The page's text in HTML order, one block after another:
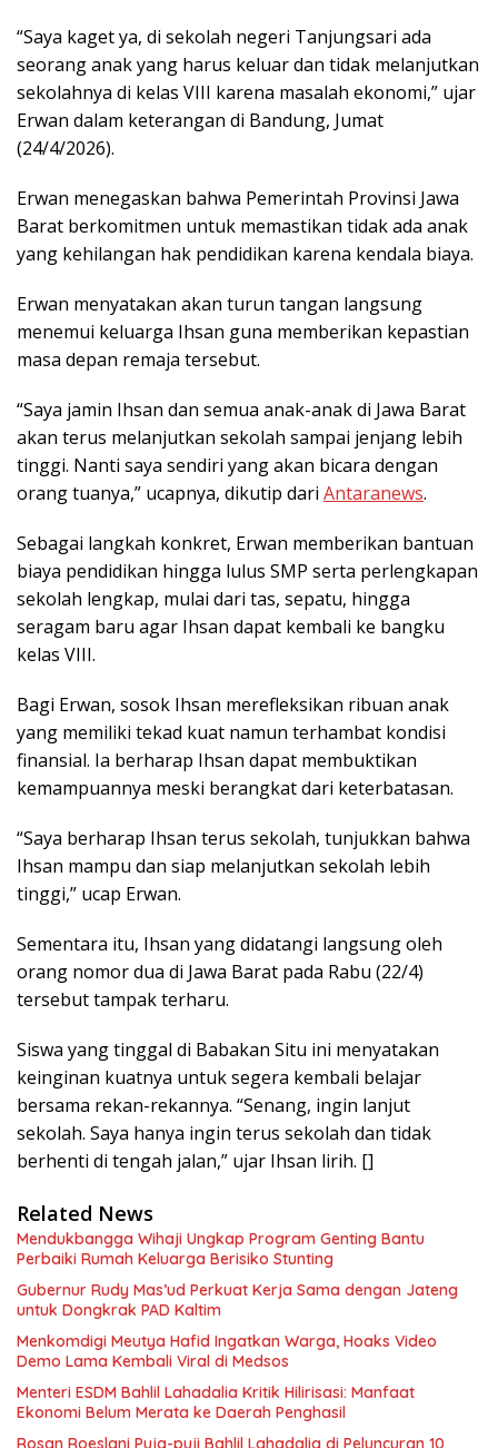
“Saya kaget ya, di sekolah negeri Tanjungsari ada
seorang anak yang harus keluar dan tidak melanjutkan
sekolahnya di kelas VIII karena masalah ekonomi,” ujar
Erwan dalam keterangan di Bandung, Jumat
(24/4/2026).
Erwan menegaskan bahwa Pemerintah Provinsi Jawa
Barat berkomitmen untuk memastikan tidak ada anak
yang kehilangan hak pendidikan karena kendala biaya.
Erwan menyatakan akan turun tangan langsung
menemui keluarga Ihsan guna memberikan kepastian
masa depan remaja tersebut.
“Saya jamin Ihsan dan semua anak-anak di Jawa Barat
akan terus melanjutkan sekolah sampai jenjang lebih
tinggi. Nanti saya sendiri yang akan bicara dengan
orang tuanya,” ucapnya, dikutip dari Antaranews.
Sebagai langkah konkret, Erwan memberikan bantuan
biaya pendidikan hingga lulus SMP serta perlengkapan
sekolah lengkap, mulai dari tas, sepatu, hingga
seragam baru agar Ihsan dapat kembali ke bangku
kelas VIII.
Bagi Erwan, sosok Ihsan merefleksikan ribuan anak
yang memiliki tekad kuat namun terhambat kondisi
finansial. Ia berharap Ihsan dapat membuktikan
kemampuannya meski berangkat dari keterbatasan.
“Saya berharap Ihsan terus sekolah, tunjukkan bahwa
Ihsan mampu dan siap melanjutkan sekolah lebih
tinggi,” ucap Erwan.
Sementara itu, Ihsan yang didatangi langsung oleh
orang nomor dua di Jawa Barat pada Rabu (22/4)
tersebut tampak terharu.
Siswa yang tinggal di Babakan Situ ini menyatakan
keinginan kuatnya untuk segera kembali belajar
bersama rekan-rekannya. “Senang, ingin lanjut
sekolah. Saya hanya ingin terus sekolah dan tidak
berhenti di tengah jalan,” ujar Ihsan lirih. []
Related News
Mendukbangga Wihaji Ungkap Program Genting Bantu
Perbaiki Rumah Keluarga Berisiko Stunting
Gubernur Rudy Mas’ud Perkuat Kerja Sama dengan Jateng
untuk Dongkrak PAD Kaltim
Menkomdigi Meutya Hafid Ingatkan Warga, Hoaks Video
Demo Lama Kembali Viral di Medsos
Menteri ESDM Bahlil Lahadalia Kritik Hilirisasi: Manfaat
Ekonomi Belum Merata ke Daerah Penghasil
Rosan Roeslani Puja-puji Bahlil Lahadalia di Peluncuran 10